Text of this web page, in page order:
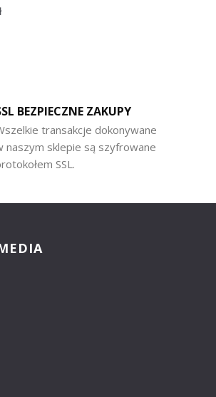
BEZPIECZNE ZAKUPY
transakcje dokonywane
naszym sklepie są szyfrowane
SSL.